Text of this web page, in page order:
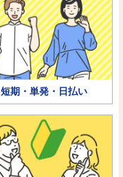
短期・単発・日払い